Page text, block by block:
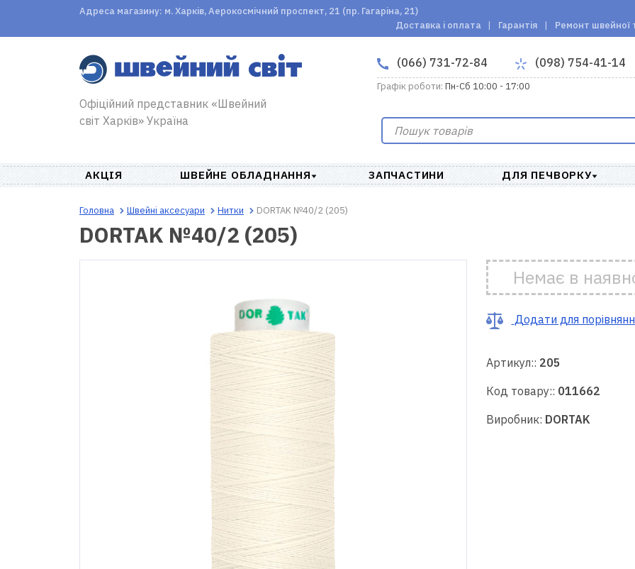
Адреса магазину: м. Харків, Аерокосмічний проспект, 21 (пр. Гагаріна, 21)
Доставка і оплата
Гарантія Ремонт швейної
Офіційний представник «Швейний
світ Харків» Україна
(066) 731-72-84 (098) 754-41-14
Графік роботи: Пн-Сб 10:00 - 17:00
АКЦІЯ ШВЕЙНЕ ОБЛАДНАННЯ ЗАПЧАСТИНИ ДЛЯ ПЕЧВОРКУ
Головна Швейні аксесуари Нитки DORTAK №40/2 (205)
DORTAK №40/2 (205)
Немає в
Додати для
Артикул:: 205
Код товару:: 011662
Виробник: DORTAK